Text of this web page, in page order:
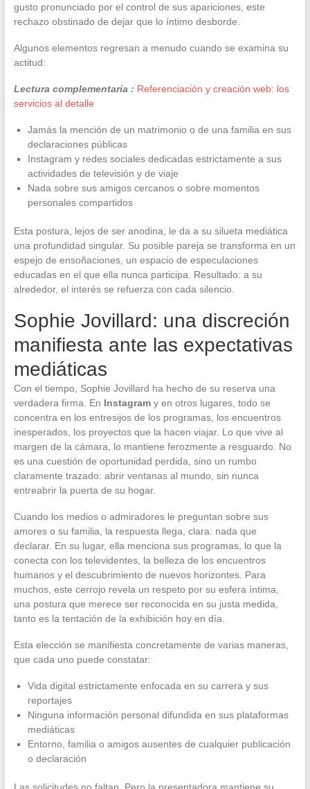
gusto pronunciado por el control de sus apariciones, este
rechazo obstinado de dejar que lo íntimo desborde.
Algunos elementos regresan a menudo cuando se examina su
actitud:
Lectura complementaria : Referenciación y creación web: los
servicios al detalle
Jamás la mención de un matrimonio o de una familia en sus
declaraciones públicas
Instagram y redes sociales dedicadas estrictamente a sus
actividades de televisión y de viaje
Nada sobre sus amigos cercanos o sobre momentos
personales compartidos
Esta postura, lejos de ser anodina, le da a su silueta mediática
una profundidad singular. Su posible pareja se transforma en un
espejo de ensoñaciones, un espacio de especulaciones
educadas en el que ella nunca participa. Resultado: a su
alrededor, el interés se refuerza con cada silencio.
Sophie Jovillard: una discreción
manifiesta ante las expectativas
mediáticas
Con el tiempo, Sophie Jovillard ha hecho de su reserva una
verdadera firma. En Instagramy en otros lugares, todo se
concentra en los entresijos de los programas, los encuentros
inesperados, los proyectos que la hacen viajar. Lo que vive al
margen de la cámara, lo mantiene ferozmente a resguardo. No
es una cuestión de oportunidad perdida, sino un rumbo
claramente trazado: abrir ventanas al mundo, sin nunca
entreabrir la puerta de su hogar.
Cuando los medios o admiradores le preguntan sobre sus
amores o su familia, la respuesta llega, clara: nada que
declarar. En su lugar, ella menciona sus programas, lo que la
conecta con los televidentes, la belleza de los encuentros
humanos y el descubrimiento de nuevos horizontes. Para
muchos, este cerrojo revela un respeto por su esfera íntima,
una postura que merece ser reconocida en su justa medida,
tanto es la tentación de la exhibición hoy en día.
Esta elección se manifiesta concretamente de varias maneras,
que cada uno puede constatar:
Vida digital estrictamente enfocada en su carrera y sus
reportajes
Ninguna información personal difundida en sus plataformas
mediáticas
Entorno, familia o amigos ausentes de cualquier publicación
o declaración